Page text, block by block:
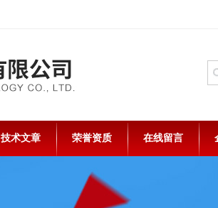
技术文章 荣誉资质 在线留言